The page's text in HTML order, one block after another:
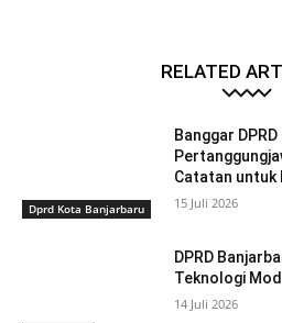
RELATED
Dprd Kota Banjarbaru
Banggar
Catatan untuk
15 Juli 2026
DPRD
Teknologi
14 Juli 2026